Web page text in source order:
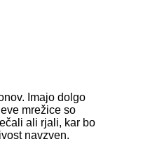
Imajo dolgo
mrežice so
ali rjali, kar bo
navzven.